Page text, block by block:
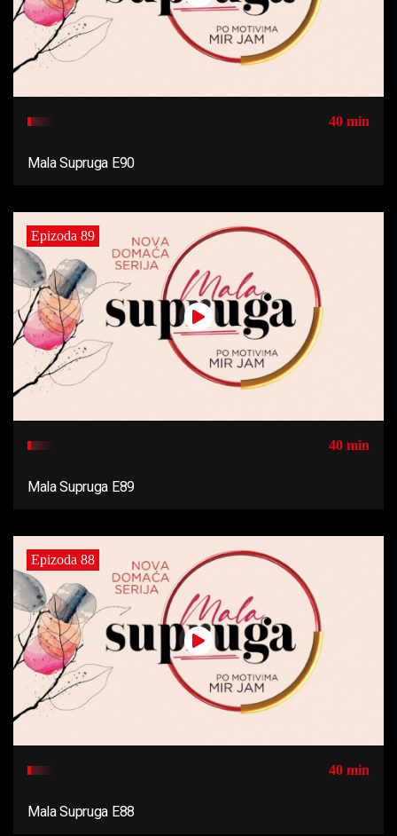
40 min
Mala Supruga E90
Epizoda 89
40 min
Mala Supruga E89
Epizoda 88
40 min
Mala Supruga E88